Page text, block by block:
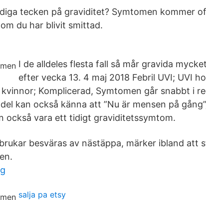
tecken på graviditet? Symtomen kommer
du har blivit smittad.
I de alldeles flesta fall så mår gravida
efter vecka 13. 4 maj 2018 Febril UVI; UVI
Komplicerad, Symtomen går snabbt i
kan också känna att ”Nu är mensen på
också vara ett tidigt graviditetssymtom.
besväras av nästäppa, märker ibland att
salja pa etsy